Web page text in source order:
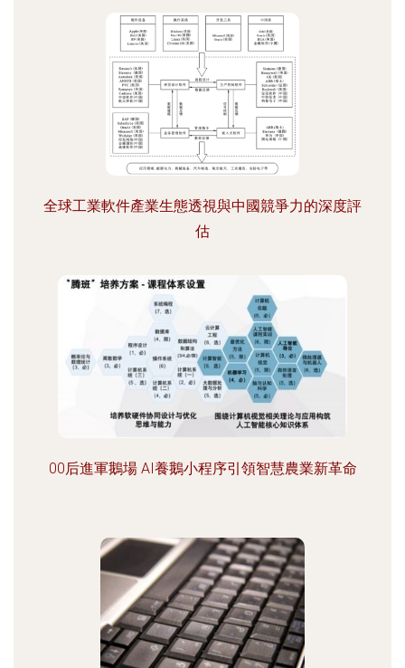
全球工業軟件產業生態透視與中國競爭力的深度評
估
00后進軍鵝場 AI養鵝小程序引領智慧農業新革命